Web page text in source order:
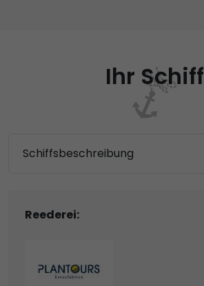
Ihr Schiff
Schiffsbeschreibung
Reederei: